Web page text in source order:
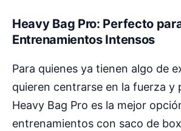
Heavy Bag Pro: Perfecto
Entrenamientos Intensos
Para quienes ya tienen algo de
quieren centrarse en la fuerza y
Heavy Bag Pro es la mejor
entrenamientos con saco de